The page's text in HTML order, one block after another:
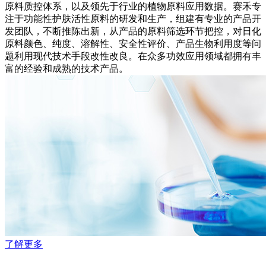
原料质控体系，以及领先于行业的植物原料应用数据。赛禾专
注于功能性护肤活性原料的研发和生产，组建有专业的产品开
发团队，不断推陈出新，从产品的原料筛选环节把控，对日化
原料颜色、纯度、溶解性、安全性评价、产品生物利用度等问
题利用现代技术手段改性改良。在众多功效应用领域都拥有丰
富的经验和成熟的技术产品。
了解更多